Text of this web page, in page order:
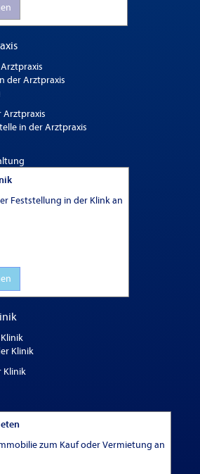
der Arztpraxis
Arztpraxis
in der Arztpraxis
Feststellung in der Klink an
Klinik
Klinik
zum Kauf oder Vermietung an